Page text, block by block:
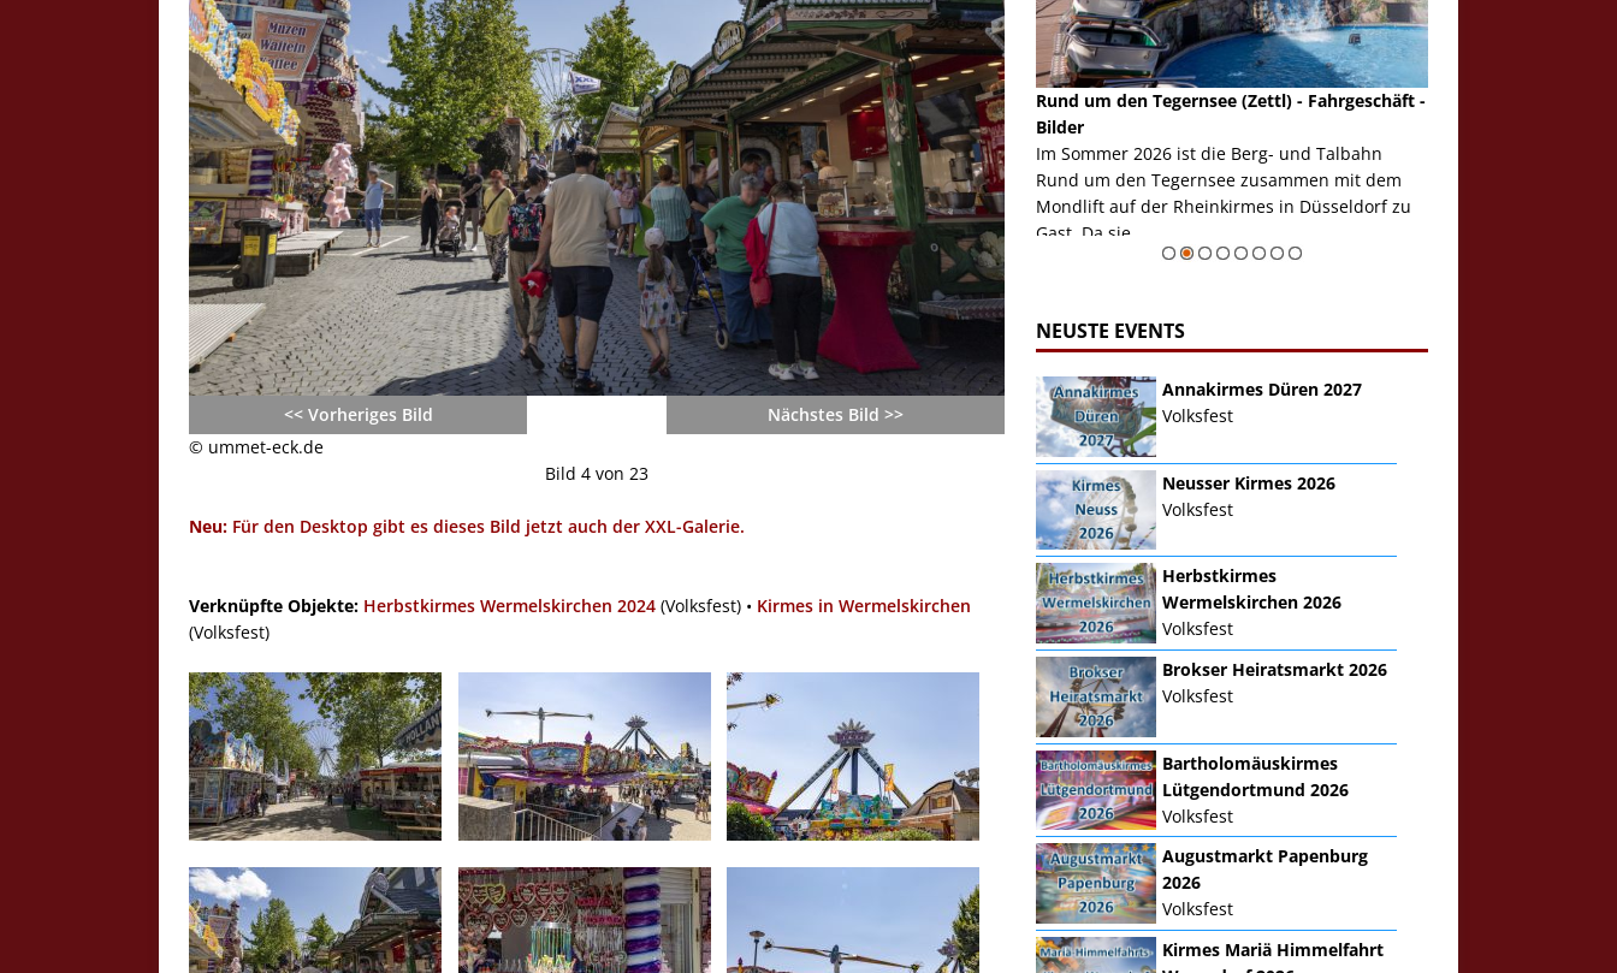
<< Vorheriges Bild
Nächstes Bild >>
© ummet-eck.de
Bild 4 von 23
Neu: Für den Desktop gibt es dieses Bild jetzt auch der XXL-Galerie.
Verknüpfte Objekte: Herbstkirmes Wermelskirchen 2024 (Volksfest) • Kirmes in Wermelskirchen
(Volksfest)
Rheinkirmes Düsseldorf 2022
Auch im Jahr 2026 immer noch mal einen Blick
Wert, die Rheinkirmes aus dem Jahr 2022. Am
Sonntag Nachmittag waren wir bei herrlichem
Sommerw...
Zur Bildgalerie
Rund um den Tegernsee (Zettl) - Fahrgeschäft -
Bilder
Im Sommer 2026 ist die Berg- und Talbahn
Rund um den Tegernsee zusammen mit dem
Mondlift auf der Rheinkirmes in Düsseldorf zu
Gast. Da sie ...
Crazy Outback (Kollmann) - Laufgeschäft -
Bilder
Schau Dir hier Bilder vom Laufgeschäft "Crazy
Outback" an.
Zur Bildgalerie
NEUSTE EVENTS
Annakirmes Düren 2027
Volksfest
Neusser Kirmes 2026
Volksfest
Herbstkirmes
Wermelskirchen 2026
Volksfest
Brokser Heiratsmarkt 2026
Volksfest
Bartholomäuskirmes
Lütgendortmund 2026
Volksfest
Augustmarkt Papenburg
2026
Volksfest
Kirmes Mariä Himmelfahrt